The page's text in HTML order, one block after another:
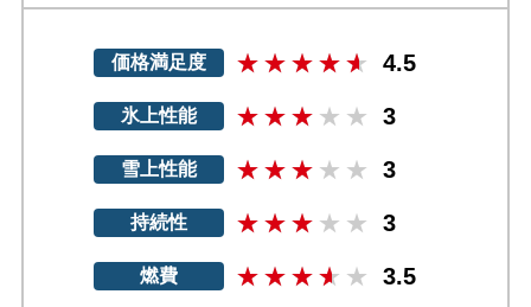
価格満足度 4.5
氷上性能 3
雪上性能 3
持続性 3
燃費 3.5